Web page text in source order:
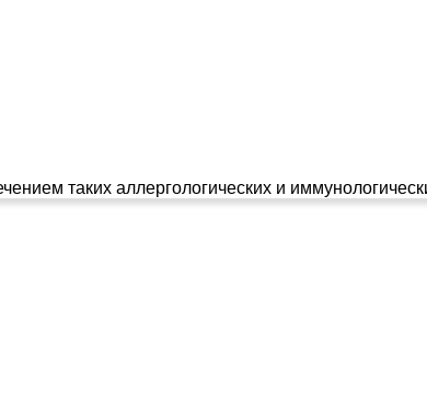
таких аллергологических и